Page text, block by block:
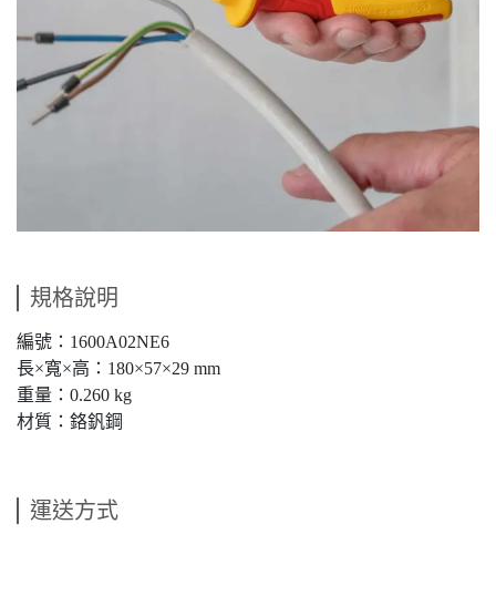
規格說明
編號：1600A02NE6
長×寬×高：180×57×29 mm
重量：0.260 kg
材質：鉻釩鋼
運送方式